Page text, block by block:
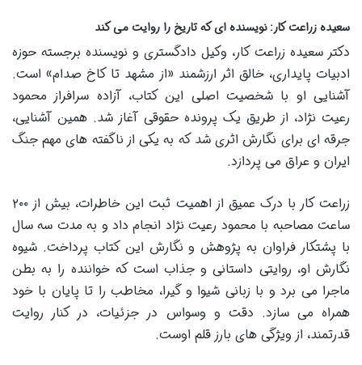
سعیده زراعت کار: نویسنده ای که تاریخ را روایت می کند
دکتر سعیده زراعت کار، وکیل دادگستری و نویسنده برجسته حوزه
ادبیات پایداری، خالق اثر ارزشمند «از مشهد تا کاخ صدام» است.
آشنایی او با شخصیت اصلی این کتاب، آزاده سرافراز محمود
رعیت نژاد، از طریق یک پرونده حقوقی آغاز شد. همین آشنایی،
جرقه ای برای نگارش اثری شد که به یکی از ناگفته های مهم جنگ
ایران و عراق می پردازد.
زراعت کار با درک عمیق از اهمیت ثبت این خاطرات، بیش از ۲۰۰
ساعت مصاحبه با محمود رعیت نژاد انجام داد و به مدت سه سال
با پشتکار فراوان به پژوهش و نگارش این کتاب پرداخت. شیوه
نگارش او، روایتی داستانی و جذاب است که خواننده را به بطن
ماجرا می برد و با زبانی شیوا و گیرا، مخاطب را تا پایان با خود
همراه می سازد. دقت و وسواس در جزئیات، در کنار روایت
قدرتمند، از ویژگی های بارز قلم اوست.